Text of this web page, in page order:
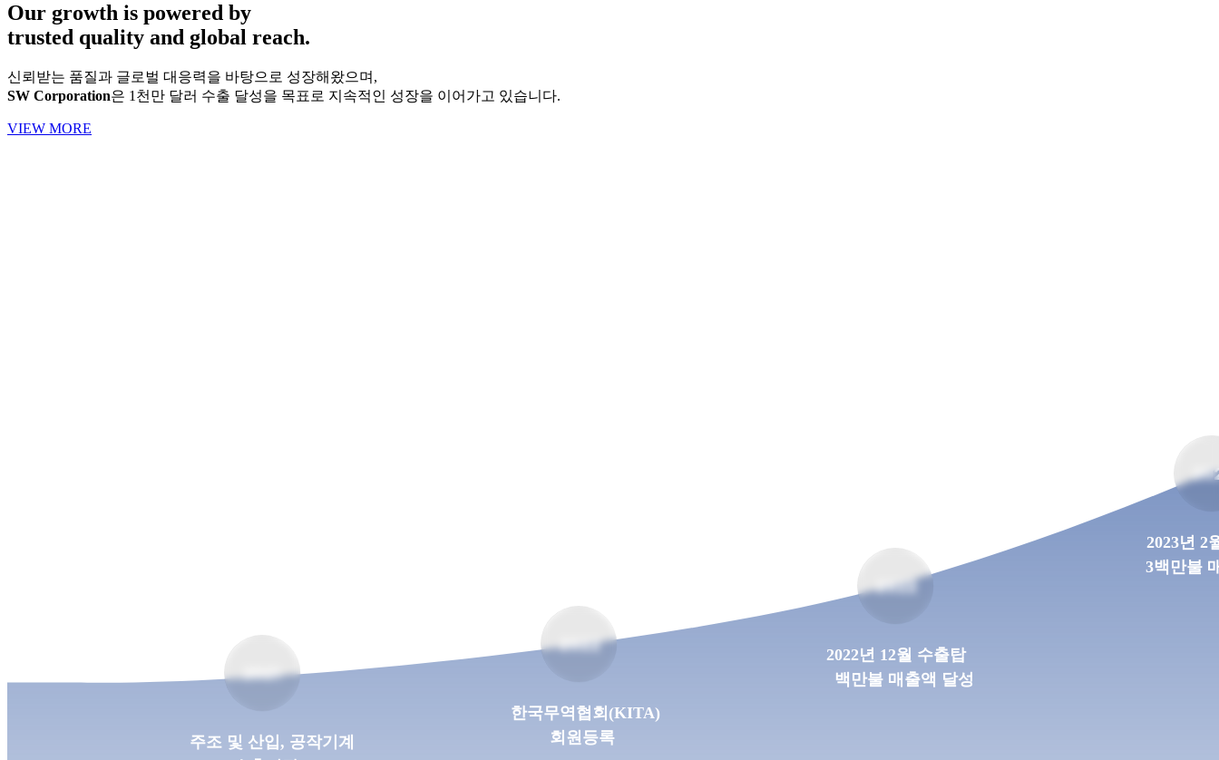
Our growth is powered by
trusted quality and global reach.
신뢰받는 품질과 글로벌 대응력을 바탕으로 성장해왔으며,
SW Corporation은 1천만 달러 수출 달성을 목표로 지속적인 성장을 이어가고 있습니다.
VIEW MORE
2021
주조 및 산입, 공작기계
2022
한국무역협회(KITA)
회원등록
2022
2022년 12월 수출탑
백만불 매출액 달성
2023년 2
3백만불